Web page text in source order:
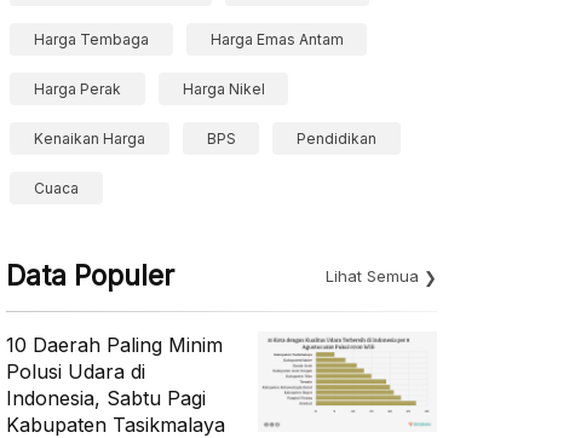
Harga Tembaga Harga Emas Antam
Harga Perak Harga Nikel
Kenaikan Harga BPS Pendidikan
Cuaca
Data Populer Lihat Semua
10 Daerah Paling Minim
Polusi Udara di
Indonesia, Sabtu Pagi
Kabupaten Tasikmalaya